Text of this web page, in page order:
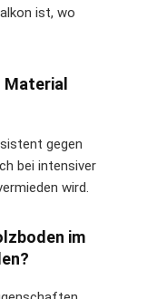
ist, wo
Material
gegen
bei intensiver
wird.
im